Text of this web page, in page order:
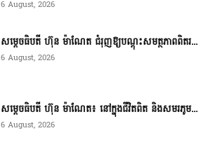
6 August, 2026
សម្តេចធិបតី ហ៊ុន ម៉ាណែត ជំរុញឱ្យបណ្តុះសមត្ថភាពពិតរ...
6 August, 2026
សម្តេចធិបតី ហ៊ុន ម៉ាណែត៖ នៅក្នុងជីវិតពិត និងសមរភូម...
6 August, 2026